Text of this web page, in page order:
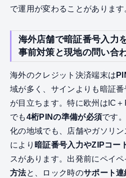
で運用が変わることがあります
海外店舗で暗証番号入力
事前対策と現地の問い合
海外のクレジット決済端末は
域が多く、サインよりも暗証
が目立ちます。特に欧州はIC
でも4桁PINの準備が必須です
化の地域でも、店舗やガソリ
により 暗証番号入力やZIPコー
スがあります。出発前にペイ
方法と、ロック時のサポート連